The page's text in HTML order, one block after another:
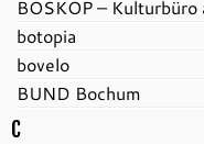
BOSKOP – Kulturbüro
botopia
bovelo
BUND Bochum
C